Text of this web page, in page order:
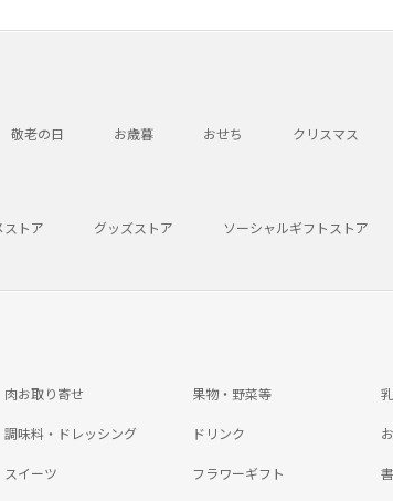
敬老の日 お歳暮 おせち クリスマス
ストア グッズストア ソーシャルギフトストア
肉お取り寄せ 果物・野菜等
調味料・ドレッシング ドリンク
スイーツ フラワーギフト